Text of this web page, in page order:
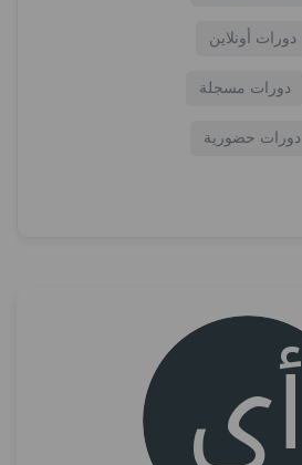
دورات أونلاين
دورات مسجلة
دورات حضورية